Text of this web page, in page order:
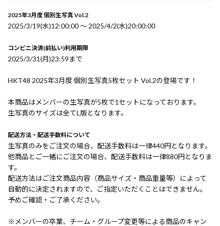
2025年3月度 個別生写真 Vol.2
2025/3/19(水)12:00:00 〜 2025/4/2(水)20:00:00
コンビニ決済(前払い)利用期限
2025/3/31(月)23:59まで
HKT48 2025年3月度 個別生写真5枚セット Vol.2の登場です！
本商品はメンバーの生写真が5枚で1セットになっております。
生写真のサイズは全てL版となります。
配送方法・配送手数料について
生写真のみをご注文の場合、配送手数料は一律440円となります。
他商品とご一緒にご注文の場合、配送手数料は一律880円となりま
す。
配送方法はご注文商品内容（商品サイズ・商品重量等）によって
自動的に決定されますので、ご指定いただくことはできません。
予めご確認・ご了承ください。
※メンバーの卒業、チーム・グループ変更等による商品のキャン